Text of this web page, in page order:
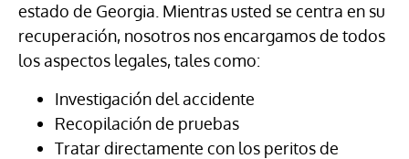
estado de Georgia. Mientras usted se centra en su
recuperación, nosotros nos encargamos de todos
los aspectos legales, tales como:
Investigación del accidente
Recopilación de pruebas
Tratar directamente con los peritos de